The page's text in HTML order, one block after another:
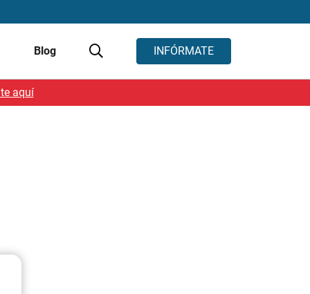
Blog INFÓRMATE
aquí